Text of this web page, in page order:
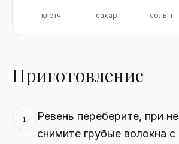
клетч. сахар соль, г
Приготовление
1
Ревень переберите, при
снимите грубые волокна